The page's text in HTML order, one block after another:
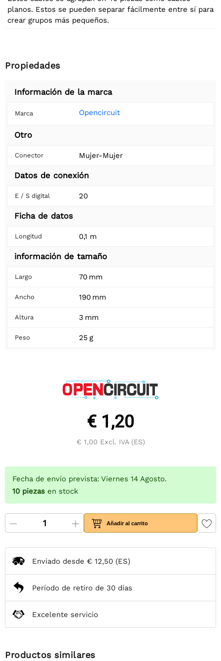
planos. Estos se pueden separar fácilmente entre sí para
crear grupos más pequeños.
Propiedades
Información de la marca
Marca Opencircuit
Otro
Conector Mujer-Mujer
Datos de conexión
E / S digital 20
Ficha de datos
Longitud 0,1 m
información de tamaño
Largo 70 mm
Ancho 190 mm
Altura 3 mm
Peso 25 g
€ 1,20
€ 1,00 Excl. IVA (ES)
Fecha de envío prevista: Viernes 14 Agosto.
10 piezas en stock
Añadir al carrito
Enviado desde € 12,50 (ES)
Período de retiro de 30 días
Excelente servicio
Productos similares